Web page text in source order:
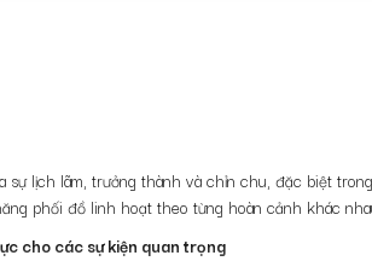
sự lịch lãm, trưởng thành và chỉn chu, đặc biệt
phối đồ linh hoạt theo từng hoàn cảnh khác
cho các sự kiện quan trọng